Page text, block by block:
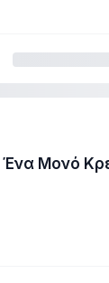
Ένα Μονό